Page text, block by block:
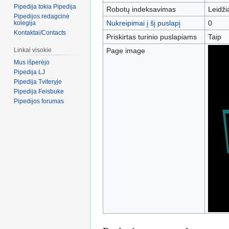
Robotų indeksavimas
Nukreipimai į šį puslapį
0
Priskirtas turinio puslapiams
Taip
Page image
Pipedija tokia Pipedija
Pipedijos redagcinė
kolegija
Kontaktai/Contacts
Linkai visokie
Mus išperėjo
Pipedija LJ
Pipedija Tviteryje
Pipedija Feisbuke
Pipedijos forumas